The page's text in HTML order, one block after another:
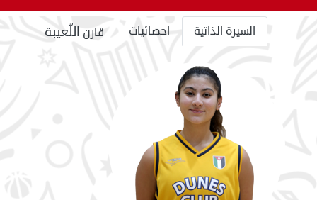
السيرة الذاتية احصائيات قارن اللّعيبة